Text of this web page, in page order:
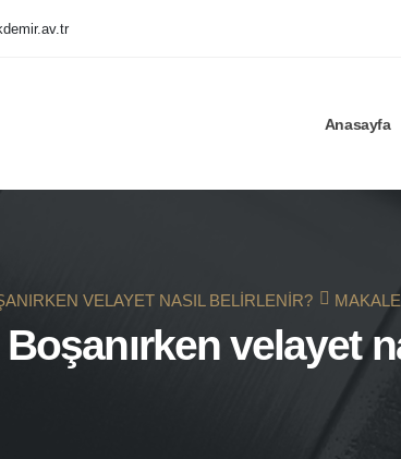
Anasayfa
VELAYET NASIL BELIRLENIR?
Boşanırken velayet